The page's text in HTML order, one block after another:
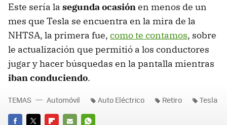
Este sería la segunda ocasiónen menos de un
mes que Tesla se encuentra en la mira de la
NHTSA, la primera fue, como te contamos, sobre
le actualización que permitió a los conductores
jugar y hacer búsquedas en la pantalla mientras
iban conduciendo.
TEMAS Automóvil Auto Eléctrico Retiro Tesla